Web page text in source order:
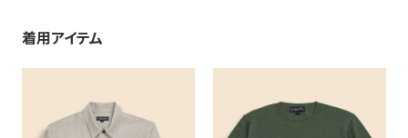
着用アイテム